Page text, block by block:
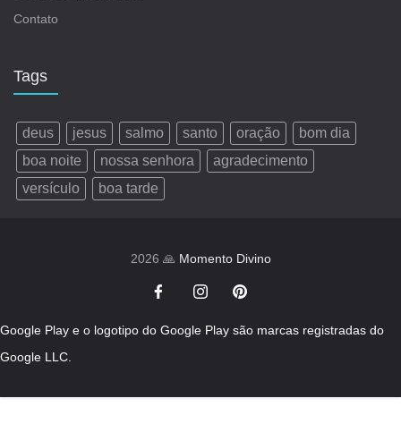
Contato
Tags
deus jesus salmo santo oração
bom dia
boa noite
nossa senhora
agradecimento
versículo
boa tarde
2026 🙏 Momento Divino
Google Play e o logotipo do Google Play são marcas registradas do
Google LLC.